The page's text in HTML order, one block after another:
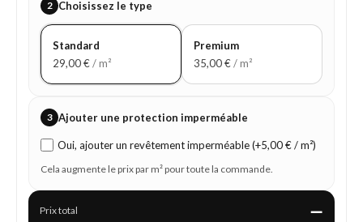
2 Choisissez le type
Standard
29,00€/ m²
Premium
35,00€/ m²
3 Ajouter une protection imperméable
Oui, ajouter un revêtement imperméable (+5,00 € / m²)
Cela augmente le prix par m² pour toute la commande.
Prix total —